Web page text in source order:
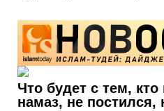
Что будет с тем,
намаз, не постился,